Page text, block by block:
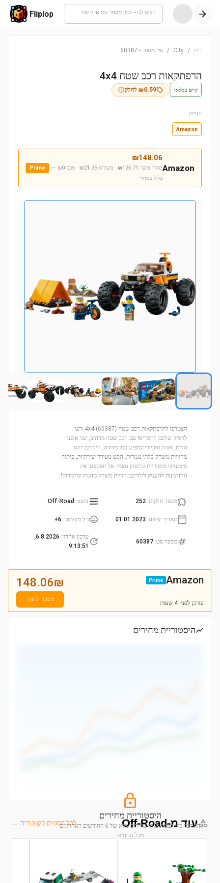
חפש לגו - שם, מספר סט או תיאור Fliplop
בית /
City
/ סט מספר -
60387
הרפתקאות רכב שטח 4x4
קיים במלאי ₪0.59 לחלק
חנויות:
Amazon
Amazon
₪148.06
מחיר מוצר ₪126.71 · משלוח ₪21.35 · מכס ₪0
—
כלול במחיר
Prime
הצטרפו להרפתקאות רכב שטח 4x4 (60387) ותנו
לדמיון שלכם להמריא! עם רכב שטח מרהיב, שני אופני
הרים, אוהל ואביזרי קמפינג כמו מדורה, הילדים ייהנו
מחוויות משחק בלתי נגמרות. הסט מעודד יצירתיות, פיתוח
מיומנויות מוטוריות וביטחון עצמי. אל תפספסו את
ההזדמנות להעניק לילדיכם חוויות משחק מהנות ומלמדות!
מספר חלקים:
252 נושא:
Off-Road
תאריך יציאה:
01.01.2023 גיל מינימום:
6+
מספר סט:
60387
עדכון אחרון:
6.8.2026,
9:13:51
Amazon
Prime
עודכן לפני: 4 שעות
148.06₪
מעבר לחנות
היסטוריית מחירים
היסטוריית מחירים
התחבר כדי לצפות בגרף מחירים מלא של 6 החודשים האחרונים
מכל החנויות
עוד מ-Off-Road לכל הסטים בקטגוריה ←